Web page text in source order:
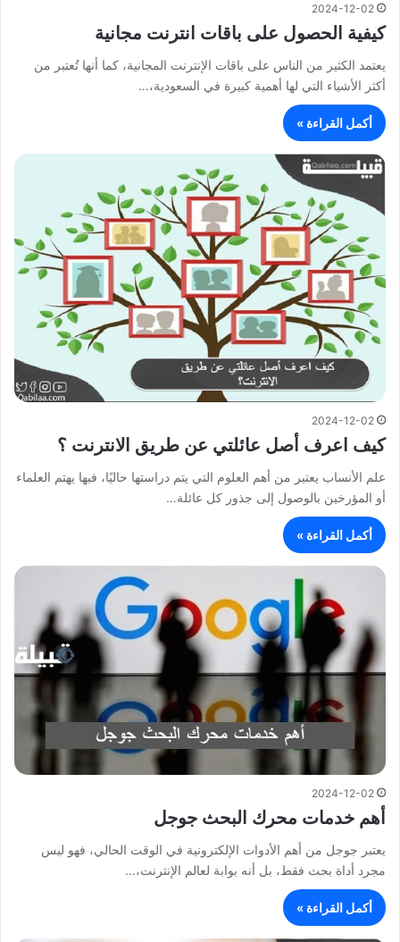
2024-12-02
كيفية الحصول على باقات انترنت مجانية
يعتمد الكثير من الناس على باقات الإنترنت المجانية، كما أنها تُعتبر من
أكثر الأشياء التي لها أهمية كبيرة في السعودية،…
أكمل القراءة »
2024-12-02
كيف اعرف أصل عائلتي عن طريق الانترنت ؟
علم الأنساب يعتبر من أهم العلوم التي يتم دراستها حاليًا، فبها يهتم العلماء
أو المؤرخين بالوصول إلى جذور كل عائلة…
أكمل القراءة »
2024-12-02
أهم خدمات محرك البحث جوجل
يعتبر جوجل من أهم الأدوات الإلكترونية في الوقت الحالي، فهو ليس
مجرد أداة بحث فقط، بل أنه بوابة لعالم الإنترنت،…
أكمل القراءة »